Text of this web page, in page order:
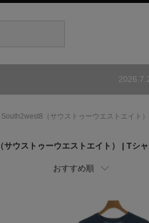
South2west8 （サウストゥーウエストエイト）
（サウストゥーウエストエイト） | Tシ
おすすめ順